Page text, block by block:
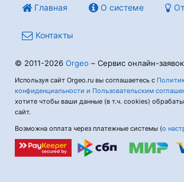
Главная О системе
Контакты
© 2011-2026 Orgeo – Сервис онлайн-
Используя сайт Orgeo.ru вы соглашаетесь с
конфиденциальности и Пользовательским
хотите чтобы ваши данные (в т.ч. cookies)
сайт.
Возможна оплата через платежные системы (о